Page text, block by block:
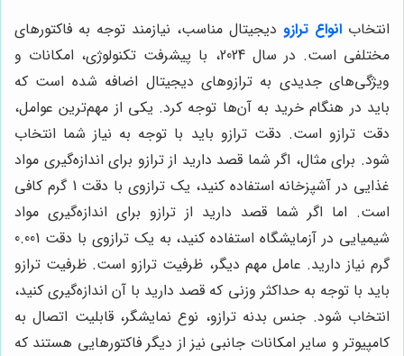
انتخاب انواع ترازو دیجیتال مناسب، نیازمند توجه به فاکتورهای
مختلفی است. در سال 2024، با پیشرفت تکنولوژی، امکانات و
ویژگی‌های جدیدی به ترازوهای دیجیتال اضافه شده است که
باید در هنگام خرید به آن‌ها توجه کرد. یکی از مهم‌ترین عوامل،
دقت ترازو است. دقت ترازو باید با توجه به نیاز شما انتخاب
شود. برای مثال، اگر شما قصد دارید از ترازو برای اندازه‌گیری مواد
غذایی در آشپزخانه استفاده کنید، یک ترازوی با دقت 1 گرم کافی
است. اما اگر شما قصد دارید از ترازو برای اندازه‌گیری مواد
شیمیایی در آزمایشگاه استفاده کنید، به یک ترازوی با دقت 0.001
گرم نیاز دارید. عامل مهم دیگر، ظرفیت ترازو است. ظرفیت ترازو
باید با توجه به حداکثر وزنی که قصد دارید با آن اندازه‌گیری کنید،
انتخاب شود. جنس بدنه ترازو، نوع نمایشگر، قابلیت اتصال به
کامپیوتر و سایر امکانات جانبی نیز از دیگر فاکتورهایی هستند که